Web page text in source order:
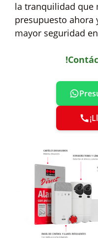
la tranquilidad que
presupuesto ahora
mayor seguridad